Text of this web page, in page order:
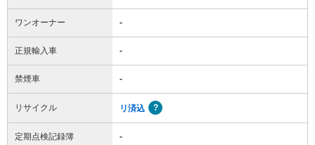
ワンオーナー -
正規輸入車 -
禁煙車 -
リサイクル リ済込
定期点検記録簿 -